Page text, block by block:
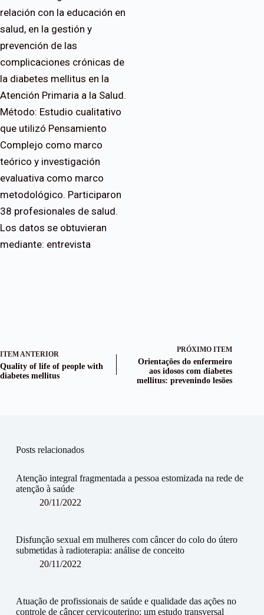
relación con la educación en
salud, en la gestión y
prevención de las
complicaciones crónicas de
la diabetes mellitus en la
Atención Primaria a la Salud.
Método: Estudio cualitativo
que utilizó Pensamiento
Complejo como marco
teórico y investigación
evaluativa como marco
metodológico. Participaron
38 profesionales de salud.
Los datos se obtuvieran
mediante: entrevista
ITEM ANTERIOR
Quality of life of people with
diabetes mellitus
PRÓXIMO ITEM
Orientações do enfermeiro
aos idosos com diabetes
mellitus: prevenindo lesões
Posts relacionados
Atenção integral fragmentada a pessoa estomizada na rede de
atenção à saúde
20/11/2022
Disfunção sexual em mulheres com câncer do colo do útero
submetidas à radioterapia: análise de conceito
20/11/2022
Atuação de profissionais de saúde e qualidade das ações no
controle de câncer cervicouterino: um estudo transversal